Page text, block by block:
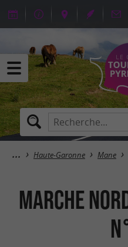
Haute-Garonne Mane
MARCHE